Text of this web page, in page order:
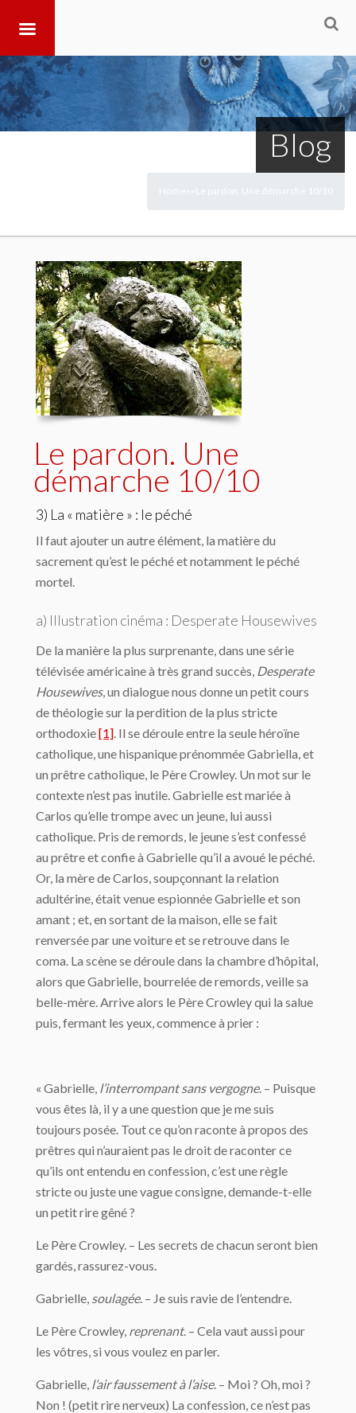
Blog
Le pardon. Une
démarche 10/10
3) La « matière » : le péché
Il faut ajouter un autre élément, la matière du
sacrement qu’est le péché et notamment le péché
mortel.
a) Illustration cinéma : Desperate Housewives
De la manière la plus surprenante, dans une série
télévisée américaine à très grand succès, Desperate
Housewives, un dialogue nous donne un petit cours
de théologie sur la perdition de la plus stricte
orthodoxie[1]. Il se déroule entre la seule héroïne
catholique, une hispanique prénommée Gabriella, et
un prêtre catholique, le Père Crowley. Un mot sur le
contexte n’est pas inutile. Gabrielle est mariée à
Carlos qu’elle trompe avec un jeune, lui aussi
catholique. Pris de remords, le jeune s’est confessé
au prêtre et confie à Gabrielle qu’il a avoué le péché.
Or, la mère de Carlos, soupçonnant la relation
adultérine, était venue espionnée Gabrielle et son
amant ; et, en sortant de la maison, elle se fait
renversée par une voiture et se retrouve dans le
coma. La scène se déroule dans la chambre d’hôpital,
alors que Gabrielle, bourrelée de remords, veille sa
belle-mère. Arrive alors le Père Crowley qui la salue
puis, fermant les yeux, commence à prier :
« Gabrielle, l’interrompant sans vergogne. – Puisque
vous êtes là, il y a une question que je me suis
toujours posée. Tout ce qu’on raconte à propos des
prêtres qui n’auraient pas le droit de raconter ce
qu’ils ont entendu en confession, c’est une règle
stricte ou juste une vague consigne, demande-t-elle
un petit rire gêné ?
Le Père Crowley. – Les secrets de chacun seront bien
gardés, rassurez-vous.
Gabrielle, soulagée. – Je suis ravie de l’entendre.
Le Père Crowley, reprenant. – Cela vaut aussi pour
les vôtres, si vous voulez en parler.
Gabrielle, l’air faussement à l’aise. – Moi ? Oh, moi ?
Non ! (petit rire nerveux) La confession, ce n’est pas